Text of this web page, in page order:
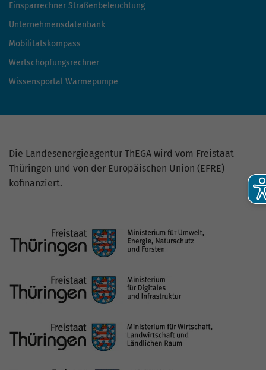
Einsparrechner Straßenbeleuchtung
Unternehmensdatenbank
Mobilitätskompass
Wertschöpfungsrechner
Wissensportal Wärmepumpe
Die Landesenergieagentur ThEGA wird vom Freistaat
Thüringen und von der Europäischen Union (EFRE)
kofinanziert.